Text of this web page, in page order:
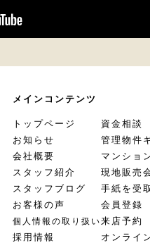
メインコンテンツ
トップページ
お知らせ
会社概要
スタッフ紹介
スタッフブログ
お客様の声
個人情報の取り扱い
採用情報
資金相談
管理物件
マンショ
現地販売
手紙を受
会員登録
来店予約
オンライ